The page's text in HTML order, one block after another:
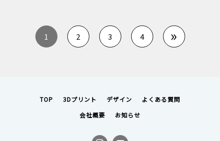
1 2 3 4 »
TOP 3Dプリント デザイン
よくある質問
会社概要
お知らせ